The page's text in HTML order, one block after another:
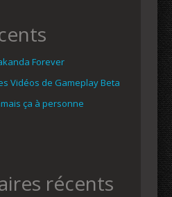
Forever
Vidéos de Gameplay Beta
ça à personne
récents